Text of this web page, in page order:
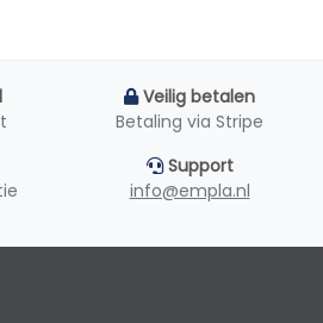
Veilig betalen
Betaling via Stripe
Support
info@empla.nl